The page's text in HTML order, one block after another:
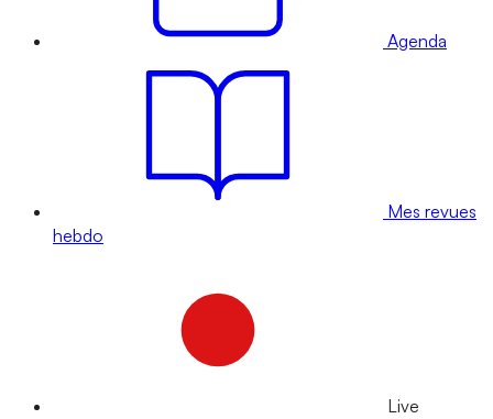
Agenda
Mes revues
hebdo
Live